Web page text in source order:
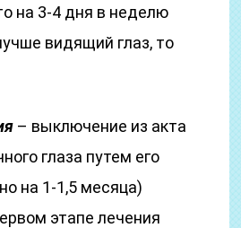
на 3-4 дня в неделю
видящий глаз, то
– выключение из акта
глаза путем его
на 1-1,5 месяца)
этапе лечения